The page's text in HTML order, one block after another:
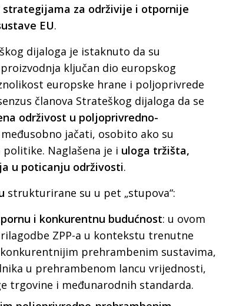
strategijama za održivije i otpornije
EU.
dijaloga je istaknuto da su
ključan dio europskog
europske hrane i poljoprivrede
članova Strateškog dijaloga da se
održivost u poljoprivredno-
jačati, osobito ako su
Naglašena je i uloga tržišta,
u poticanju održivosti.
strukturirane su u pet „stupova“:
i konkurentnu budućnost: u ovom
ZPP-a u kontekstu trenutne
prehrambenim sustavima,
u prehrambenom lancu vrijednosti,
trgovine i međunarodnih standarda.